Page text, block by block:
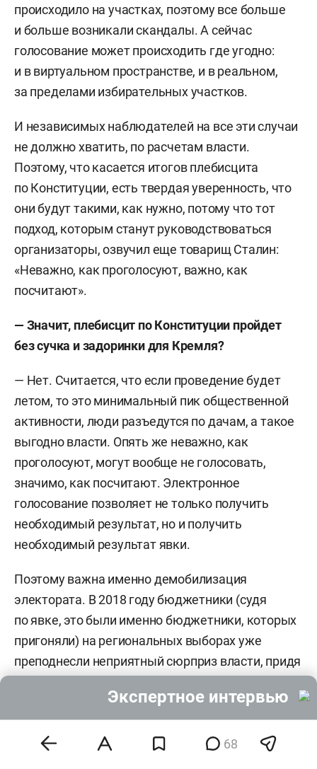
происходило на участках, поэтому все больше
и больше возникали скандалы. А сейчас
голосование может происходить где угодно:
и в виртуальном пространстве, и в реальном,
за пределами избирательных участков.
И независимых наблюдателей на все эти случаи
не должно хватить, по расчетам власти.
Поэтому, что касается итогов плебисцита
по Конституции, есть твердая уверенность, что
они будут такими, как нужно, потому что тот
подход, которым станут руководствоваться
организаторы, озвучил еще товарищ Сталин:
«Неважно, как проголосуют, важно, как
посчитают».
— Значит, плебисцит по Конституции пройдет
без сучка и задоринки для Кремля?
— Нет. Считается, что если проведение будет
летом, то это минимальный пик общественной
активности, люди разъедутся по дачам, а такое
выгодно власти. Опять же неважно, как
проголосуют, могут вообще не голосовать,
значимо, как посчитают. Электронное
голосование позволяет не только получить
необходимый результат, но и получить
необходимый результат явки.
Поэтому важна именно демобилизация
электората. В 2018 году бюджетники (судя
по явке, это были именно бюджетники, которых
пригоняли) на региональных выборах уже
преподнесли неприятный сюрприз власти, придя
Работавшие на выборах на власть
политтехнологи охарактеризовали это как
«партизанское движение бюджетников», потому
68
Экспертное интервью